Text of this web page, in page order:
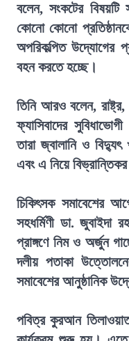
বলেন, সংকটের
কোনো কোনো
অপরিকল্পিত উদ্যোগের
বহন করতে হচ্ছে।
তিনি আরও বলেন, রাষ্ট্র,
ফ্যাসিবাদের
তারা জ্বালানি ও বিদ্যুৎ
এবং এ নিয়ে
চিকিৎসক সমাবেশের
সহধর্মিণী ডা. জুবাইদা
প্রাঙ্গণে নিম ও অর্জুন
দলীয় পতাকা
সমাবেশের আনুষ্ঠানিক
পবিত্র কুরআন